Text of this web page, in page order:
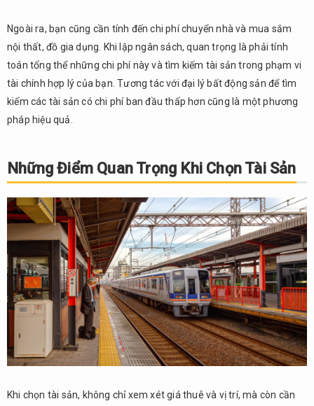
Ngoài ra, bạn cũng cần tính đến chi phí chuyển nhà và mua sắm
nội thất, đồ gia dụng. Khi lập ngân sách, quan trọng là phải tính
toán tổng thể những chi phí này và tìm kiếm tài sản trong phạm vi
tài chính hợp lý của bạn. Tương tác với đại lý bất động sản để tìm
kiếm các tài sản có chi phí ban đầu thấp hơn cũng là một phương
pháp hiệu quả.
Những Điểm Quan Trọng Khi Chọn Tài Sản
Khi chọn tài sản, không chỉ xem xét giá thuê và vị trí, mà còn cần